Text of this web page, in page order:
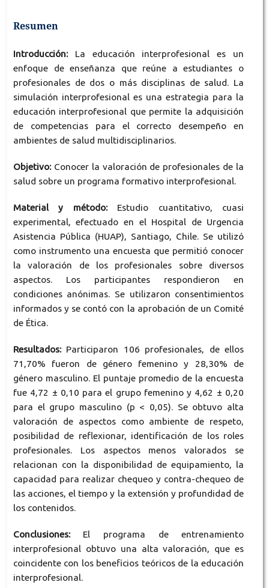
Resumen
Introducción:La educación interprofesional es un
enfoque de enseñanza que reúne a estudiantes o
profesionales de dos o más disciplinas de salud. La
simulación interprofesional es una estrategia para la
educación interprofesional que permite la adquisición
de competencias para el correcto desempeño en
ambientes de salud multidisciplinarios.
Objetivo:Conocer la valoración de profesionales de la
salud sobre un programa formativo interprofesional.
Material y método: Estudio cuantitativo, cuasi
experimental, efectuado en el Hospital de Urgencia
Asistencia Pública (HUAP), Santiago, Chile. Se utilizó
como instrumento una encuesta que permitió conocer
la valoración de los profesionales sobre diversos
aspectos. Los participantes respondieron en
condiciones anónimas. Se utilizaron consentimientos
informados y se contó con la aprobación de un Comité
de Ética.
Resultados:Participaron 106 profesionales, de ellos
71,70% fueron de género femenino y 28,30% de
género masculino. El puntaje promedio de la encuesta
fue 4,72 ± 0,10 para el grupo femenino y 4,62 ± 0,20
para el grupo masculino (p < 0,05). Se obtuvo alta
valoración de aspectos como ambiente de respeto,
posibilidad de reflexionar, identificación de los roles
profesionales. Los aspectos menos valorados se
relacionan con la disponibilidad de equipamiento, la
capacidad para realizar chequeo y contra-chequeo de
las acciones, el tiempo y la extensión y profundidad de
los contenidos.
Conclusiones:El programa de entrenamiento
interprofesional obtuvo una alta valoración, que es
coincidente con los beneficios teóricos de la educación
interprofesional.